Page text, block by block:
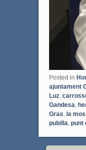
Posted in
ajuntament
Luz,
Gandesa
Gras la
pubilla punt